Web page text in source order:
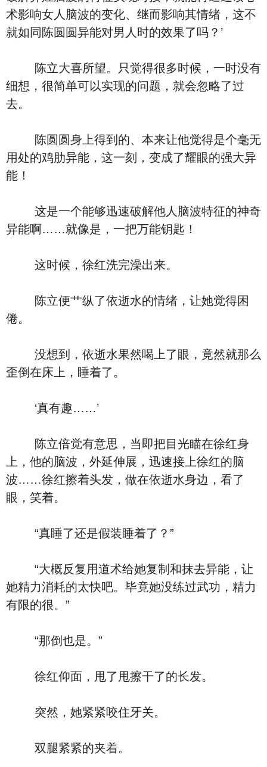
术影响女人脑波的变化、继而影响其情绪，这不
就如同陈圆圆异能对男人时的效果了吗？’
陈立大喜所望。只觉得很多时候，一时没有
细想，很简单可以实现的问题，就会忽略了过
去。
陈圆圆身上得到的、本来让他觉得是个毫无
用处的鸡肋异能，这一刻，变成了耀眼的强大异
能！
这是一个能够迅速破解他人脑波特征的神奇
异能啊……就像是，一把万能钥匙！
这时候，徐红洗完澡出来。
陈立便艹纵了依逝水的情绪，让她觉得困
倦。
没想到，依逝水果然喝上了眼，竟然就那么
歪倒在床上，睡着了。
‘真有趣……’
陈立倍觉有意思，当即把目光瞄在徐红身
上，他的脑波，外延伸展，迅速接上徐红的脑
波……徐红擦着头发，做在依逝水身边，看了
眼，笑着。
“真睡了还是假装睡着了？”
“大概反复用道术给她复制和抹去异能，让
她精力消耗的太快吧。毕竟她没练过武功，精力
有限的很。”
“那倒也是。”
徐红仰面，甩了甩擦干了的长发。
突然，她紧紧咬住牙关。
双腿紧紧的夹着。